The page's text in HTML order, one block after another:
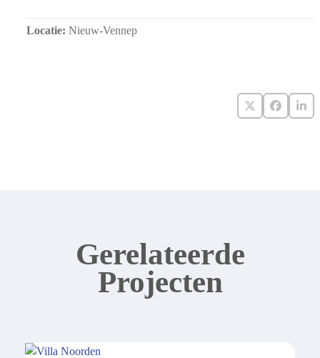
Locatie: Nieuw-Vennep
TwitterFacebook
Gerelateerde
Projecten